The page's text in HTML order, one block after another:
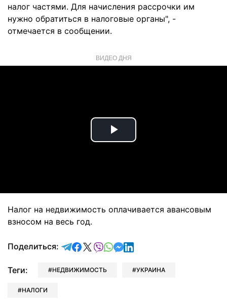
налог частями. Для начисления рассрочки им
нужно обратиться в налоговые органы", -
отмечается в сообщении.
ВИДЕО ДНЯ
Play
Налог на недвижимость оплачивается авансовым
взносом на весь год.
Поделиться: отправить в Telegram
поделиться в Facebook
поделиться в X
отправить в Viber
отправить в Whatsapp
отправить в Messenger
отправить в LinkedIn
Теги: НЕДВИЖИМОСТЬ УКРАИНА
НАЛОГИ